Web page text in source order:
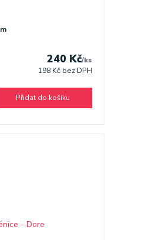
240 Kč/ks
198 Kč bez DPH
Přidat do košíku